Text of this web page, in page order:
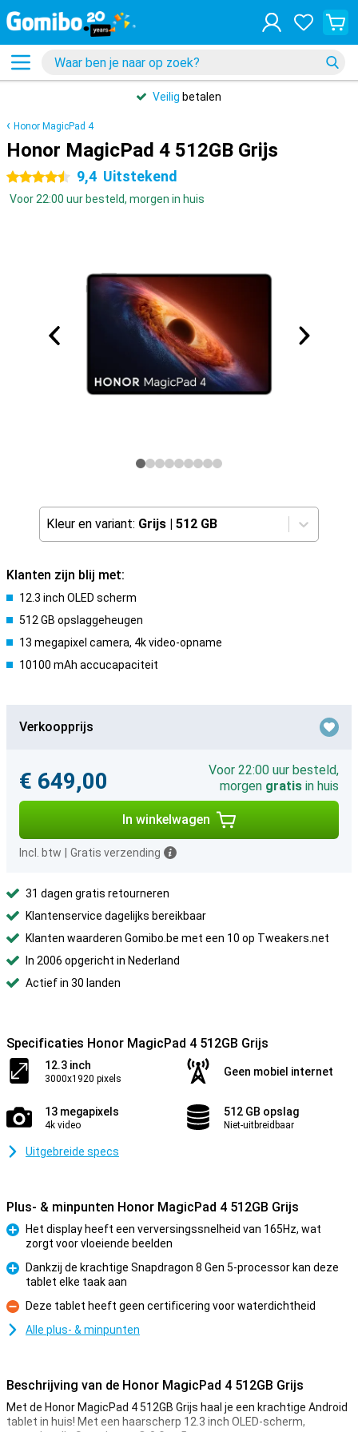
Veilig betalen
Honor MagicPad 4
Honor MagicPad 4 512GB Grijs
4.5 sterren 9,4 Uitstekend
Voor 22:00 uur besteld, morgen in huis
Kleur en variant: Grijs | 512 GB
Klanten zijn blij met:
12.3 inch OLED scherm
512 GB opslaggeheugen
13 megapixel camera, 4k video-opname
10100 mAh accucapaciteit
Verkoopprijs
€ 649,00
Voor 22:00 uur besteld,
morgen gratis in huis
In winkelwagen
Incl. btw Gratis verzending
31 dagen gratis retourneren
Klantenservice dagelijks bereikbaar
Klanten waarderen Gomibo.be met een 10 op Tweakers.net
In 2006 opgericht in Nederland
Actief in 30 landen
Specificaties Honor MagicPad 4 512GB Grijs
12.3 inch
3000x1920 pixels
Geen mobiel internet
13 megapixels
4k video
512 GB opslag
Niet-uitbreidbaar
Uitgebreide specs
Plus- & minpunten Honor MagicPad 4 512GB Grijs
Pluspunt
Het display heeft een verversingssnelheid van 165Hz, wat
zorgt voor vloeiende beelden
Pluspunt
Dankzij de krachtige Snapdragon 8 Gen 5-processor kan deze
tablet elke taak aan
Minpunt
Deze tablet heeft geen certificering voor waterdichtheid
Alle plus- & minpunten
Beschrijving van de Honor MagicPad 4 512GB Grijs
Met de Honor MagicPad 4 512GB Grijs haal je een krachtige Android
tablet in huis! Met een haarscherp 12.3 inch OLED-scherm,